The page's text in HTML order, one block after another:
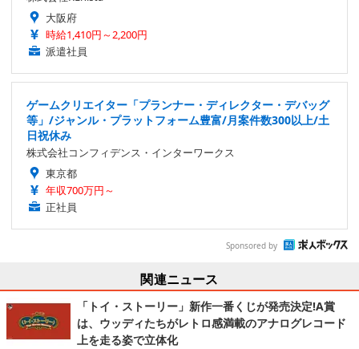
大阪府
時給1,410円～2,200円
派遣社員
ゲームクリエイター「プランナー・ディレクター・デバッグ
等」/ジャンル・プラットフォーム豊富/月案件数300以上/土
日祝休み
株式会社コンフィデンス・インターワークス
東京都
年収700万円～
正社員
Sponsored by
関連ニュース
「トイ・ストーリー」新作一番くじが発売決定!A賞
は、ウッディたちがレトロ感満載のアナログレコード
上を走る姿で立体化